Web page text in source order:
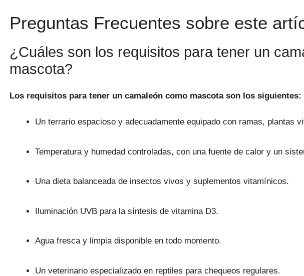
Preguntas Frecuentes sobre este
¿Cuáles son los requisitos para tener un
mascota?
Los requisitos para tener un camaleón como mascota son los siguientes:
Un terrario espacioso y adecuadamente equipado con ramas, plantas
Temperatura y humedad controladas, con una fuente de calor y un
Una dieta balanceada de insectos vivos y suplementos vitamínicos.
Iluminación UVB para la síntesis de vitamina D3.
Agua fresca y limpia disponible en todo momento.
Un veterinario especializado en reptiles para chequeos regulares.